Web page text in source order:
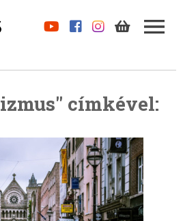
címkével: